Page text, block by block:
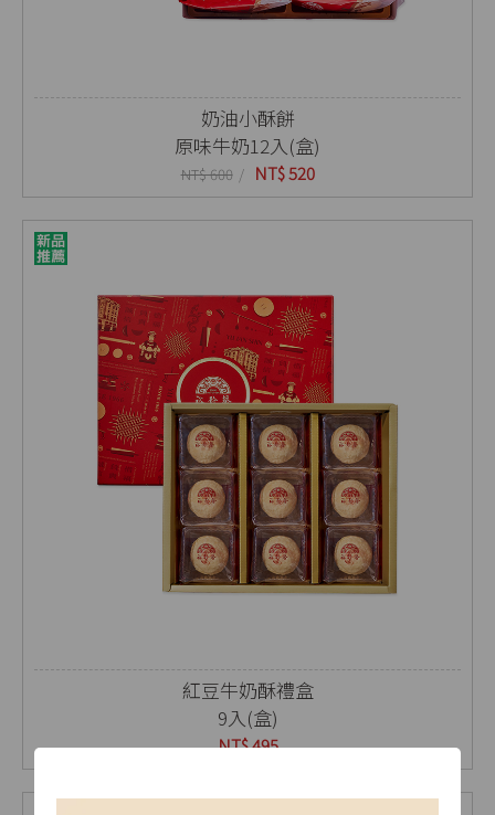
奶油小酥餅
原味牛奶12入(盒)
NT$ 600 NT$ 520
紅豆牛奶酥禮盒
9入(盒)
NT$ 495